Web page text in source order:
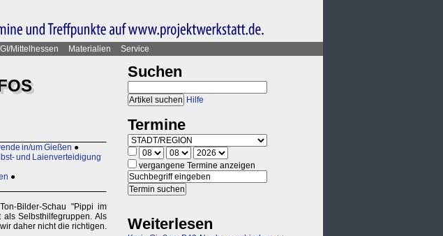
Mittelhessen Materialien
Service
in/um Gießen ●
und Laienverteidigung
●
Bilder-Schau "Pippi im
Selbsthilfegruppen. Als
daher nicht die richtigen.
Suchen
Hilfe
Termine
vergangene Termine anzeigen
Weiterlesen